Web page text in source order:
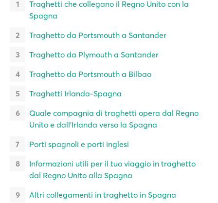
Traghetti che collegano il Regno Unito con la
Spagna
Traghetto da Portsmouth a Santander
Traghetto da Plymouth a Santander
Traghetto da Portsmouth a Bilbao
Traghetti Irlanda-Spagna
Quale compagnia di traghetti opera dal Regno
Unito e dall'Irlanda verso la Spagna
Porti spagnoli e porti inglesi
Informazioni utili per il tuo viaggio in traghetto
dal Regno Unito alla Spagna
Altri collegamenti in traghetto in Spagna